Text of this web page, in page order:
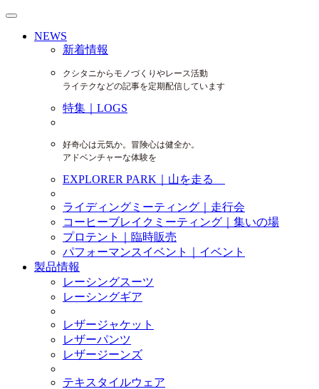
NEWS
新着情報
クシタニからモノづくりやレース活動
ライテクなどの記事を定期配信しています
特集｜LOGS
好奇心は元気か。冒険心は健全か。
アドベンチャーな体験を
EXPLORER PARK｜山を走る
ライディングミーティング｜走行会
コーヒーブレイクミーティング｜集いの場
プロテント｜臨時販売
パフォーマンスイベント｜イベント
製品情報
レーシングスーツ
レーシングギア
レザージャケット
レザーパンツ
レザージーンズ
テキスタイルウェア